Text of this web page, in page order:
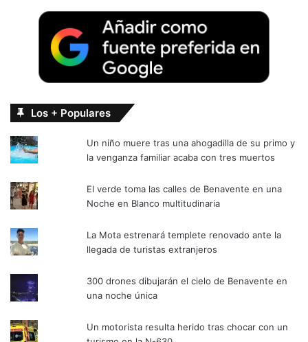
Los + Populares
Un niño muere tras una ahogadilla de su primo y
la venganza familiar acaba con tres muertos
El verde toma las calles de Benavente en una
Noche en Blanco multitudinaria
La Mota estrenará templete renovado ante la
llegada de turistas extranjeros
300 drones dibujarán el cielo de Benavente en
una noche única
Un motorista resulta herido tras chocar con un